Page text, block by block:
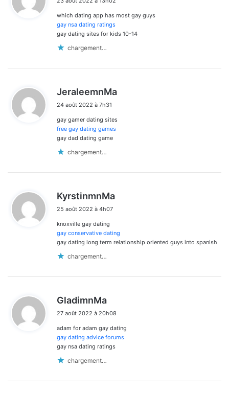
t
:
which dating app has most gay guys
gay nsa dating ratings
gay dating sites for kids 10-14
chargement…
JeraleemnMa
24 août 2022 à 7h31
gay gamer dating sites
free gay dating games
gay dad dating game
chargement…
KyrstinmnMa
:
25 août 2022 à 4h07
knoxville gay dating
gay conservative dating
gay dating long term relationship oriented guys into spanish
chargement…
GladimnMa
t
:
27 août 2022 à 20h08
adam for adam gay dating
gay dating advice forums
gay nsa dating ratings
chargement…